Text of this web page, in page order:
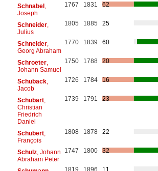
Schnabel,
Joseph
1767 1831 62
Schneider,
Julius
1805 1885 25
Schneider,
Georg Abraham
1770 1839 60
Schroeter,
Johann Samuel
1750 1788 20
Schuback,
Jacob
1726 1784 16
Schubart,
Christian
Friedrich
Daniel
1739 1791 23
Schubert,
François
1808 1878 22
Schulz, Johann
Abraham Peter
1747 1800 32
1819 1896 11